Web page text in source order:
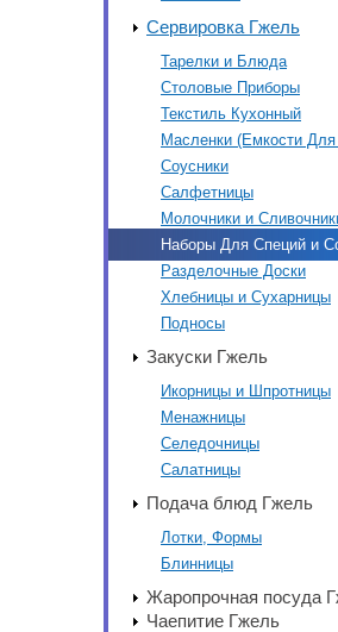
Сервировка Гжель
Тарелки и Блюда
Столовые Приборы
Текстиль Кухонный
Масленки (Емкости
Соусники
Салфетницы
Молочники и
Наборы Для Специй и
Разделочные Доски
Хлебницы и Сухарницы
Подносы
Закуски Гжель
Икорницы и Шпротницы
Менажницы
Селедочницы
Салатницы
Подача блюд Гжель
Лотки, Формы
Блинницы
Жаропрочная посуда
Чаепитие Гжель